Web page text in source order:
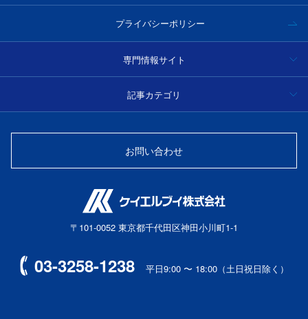
プライバシーポリシー
専門情報サイト
ハイパースペクトルカメラ事例集・技術情報
光学フィルター製品情報・技術情報
記事カテゴリ
分光
光源
光ファイバーセンサー
マシンビジョン
お問い合わせ
〒101-0052 東京都千代田区神田小川町1-1
03-3258-1238 平日9:00 〜 18:00（土日祝日除く）